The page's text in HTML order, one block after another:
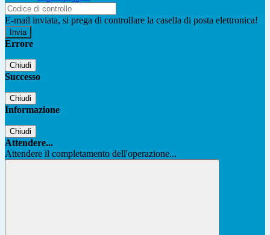
E-mail inviata, si prega di controllare la casella di posta elettronica!
Errore
Chiudi
Successo
Chiudi
Informazione
Chiudi
Attendere...
Attendere il completamento dell'operazione...